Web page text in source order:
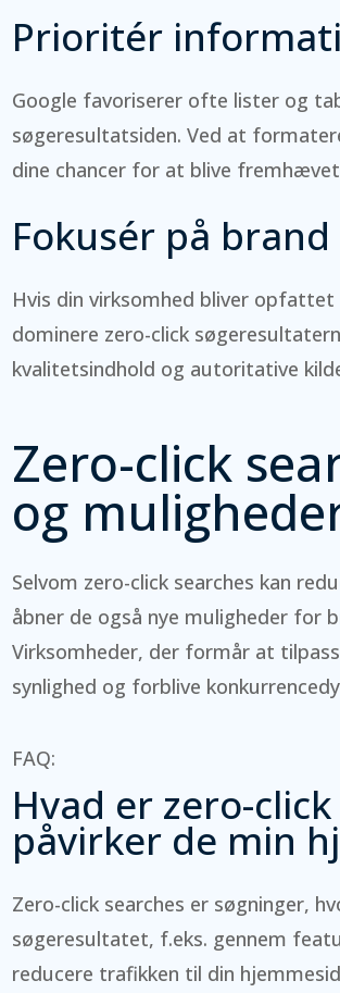
Prioritér
Google favoriserer ofte lister og
søgeresultatsiden. Ved at
dine chancer for at blive fremhævet
Fokusér på
Hvis din virksomhed bliver
dominere zero-click
kvalitetsindhold og autoritative
Zero-click
og
Selvom zero-click searches kan
åbner de også nye muligheder for
Virksomheder, der formår at
synlighed og forblive
FAQ:
Hvad er zero-
påvirker de min
Zero-click searches er søgninger,
søgeresultatet, f.eks. gennem
reducere trafikken til din